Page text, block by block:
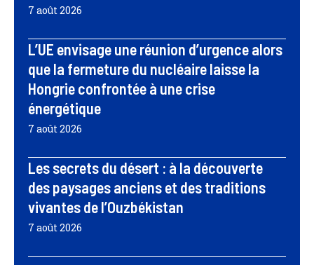
7 août 2026
L’UE envisage une réunion d’urgence alors
que la fermeture du nucléaire laisse la
Hongrie confrontée à une crise
énergétique
7 août 2026
Les secrets du désert : à la découverte
des paysages anciens et des traditions
vivantes de l’Ouzbékistan
7 août 2026